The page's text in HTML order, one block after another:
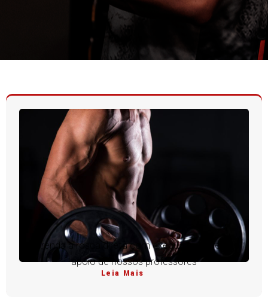
Aprenda a rosca direta com execução perfeita e
apoio de nossos professores
Leia Mais